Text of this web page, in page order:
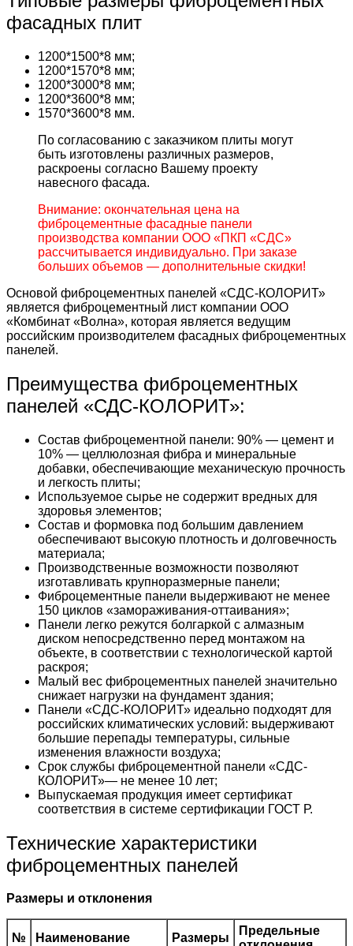
фасадных плит
1200*1500*8 мм;
1200*1570*8 мм;
1200*3000*8 мм;
1200*3600*8 мм;
1570*3600*8 мм.
По согласованию с заказчиком плиты могут
быть изготовлены различных размеров,
раскроены согласно Вашему проекту
навесного фасада.
Внимание: окончательная цена на
фиброцементные фасадные панели
производства компании ООО «ПКП «СДС»
рассчитывается индивидуально. При заказе
больших объемов — дополнительные скидки!
Основой фиброцементных панелей «СДС-КОЛОРИТ»
является фиброцементный лист компании ООО
«Комбинат «Волна», которая является ведущим
российским производителем фасадных фиброцементных
панелей.
Преимущества фиброцементных
панелей «СДС-КОЛОРИТ»:
Состав фиброцементной панели: 90% — цемент и
10% — целлюлозная фибра и минеральные
добавки, обеспечивающие механическую прочность
и легкость плиты;
Используемое сырье не содержит вредных для
здоровья элементов;
Состав и формовка под большим давлением
обеспечивают высокую плотность и долговечность
материала;
Производственные возможности позволяют
изготавливать крупноразмерные панели;
Фиброцементные панели выдерживают не менее
150 циклов «замораживания-оттаивания»;
Панели легко режутся болгаркой с алмазным
диском непосредственно перед монтажом на
объекте, в соответствии с технологической картой
раскроя;
Малый вес фиброцементных панелей значительно
снижает нагрузки на фундамент здания;
Панели «СДС-КОЛОРИТ» идеально подходят для
российских климатических условий: выдерживают
большие перепады температуры, сильные
изменения влажности воздуха;
Срок службы фиброцементной панели «СДС-
КОЛОРИТ»— не менее 10 лет;
Выпускаемая продукция имеет сертификат
соответствия в системе сертификации ГОСТ Р.
Технические характеристики
фиброцементных панелей
Размеры и отклонения
№ Наименование Размеры
Предельные